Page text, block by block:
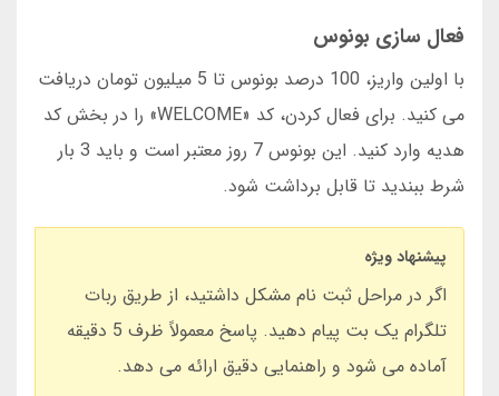
فعال سازی بونوس
با اولین واریز، 100 درصد بونوس تا 5 میلیون تومان دریافت
می کنید. برای فعال کردن، کد «WELCOME» را در بخش کد
هدیه وارد کنید. این بونوس 7 روز معتبر است و باید 3 بار
شرط ببندید تا قابل برداشت شود.
پیشنهاد ویژه
اگر در مراحل ثبت نام مشکل داشتید، از طریق ربات
تلگرام یک بت پیام دهید. پاسخ معمولاً ظرف 5 دقیقه
آماده می شود و راهنمایی دقیق ارائه می دهد.